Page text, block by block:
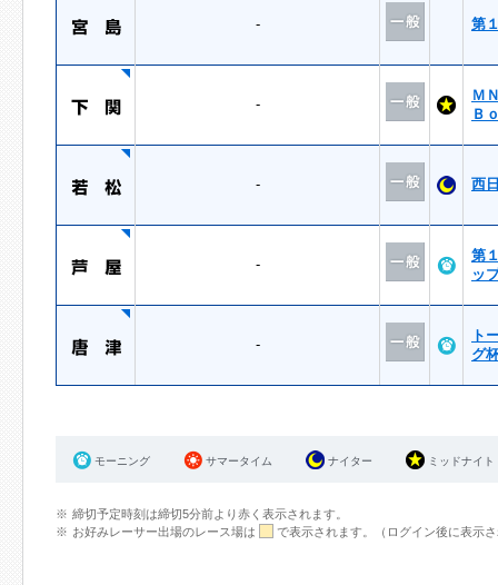
- 第
-
Ｍ
Ｂ
- 西
-
第
ッ
-
ト
グ
モーニング サマータイム ナイター ミッドナイト
締切予定時刻は締切5分前より赤く表示されます。
お好みレーサー出場のレース場は
で表示されます。（ログイン後に表示